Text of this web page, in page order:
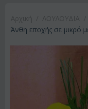
Άνθη εποχής σε μικρό